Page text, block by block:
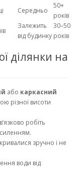
Середньо
50+
років
Залежить
від будинку
30–50
років
ділянки на
або каркасний
різної висоти
робіть
зручно і не
води від